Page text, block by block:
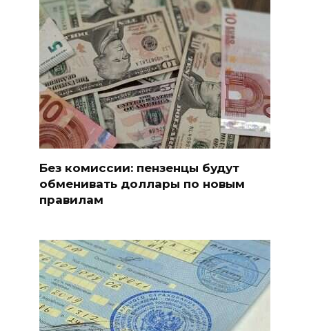
Без комиссии: пензенцы будут
обменивать доллары по новым
правилам